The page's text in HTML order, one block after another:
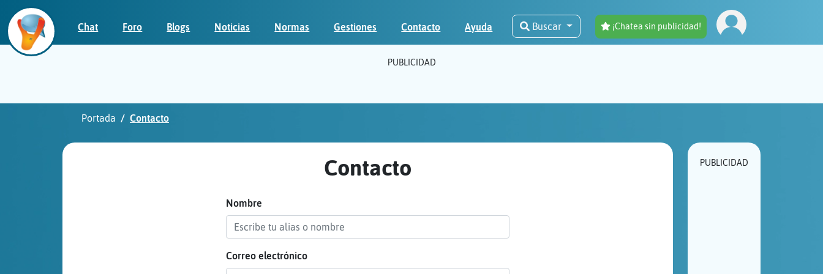
Chat Foro Blogs Noticias Normas Gestiones Contacto Ayuda Buscar ¡Chatea sin publicidad!
PUBLICIDAD
Portada Contacto
Contacto
Nombre
Correo electrónico
PUBLICIDAD
Iniciar